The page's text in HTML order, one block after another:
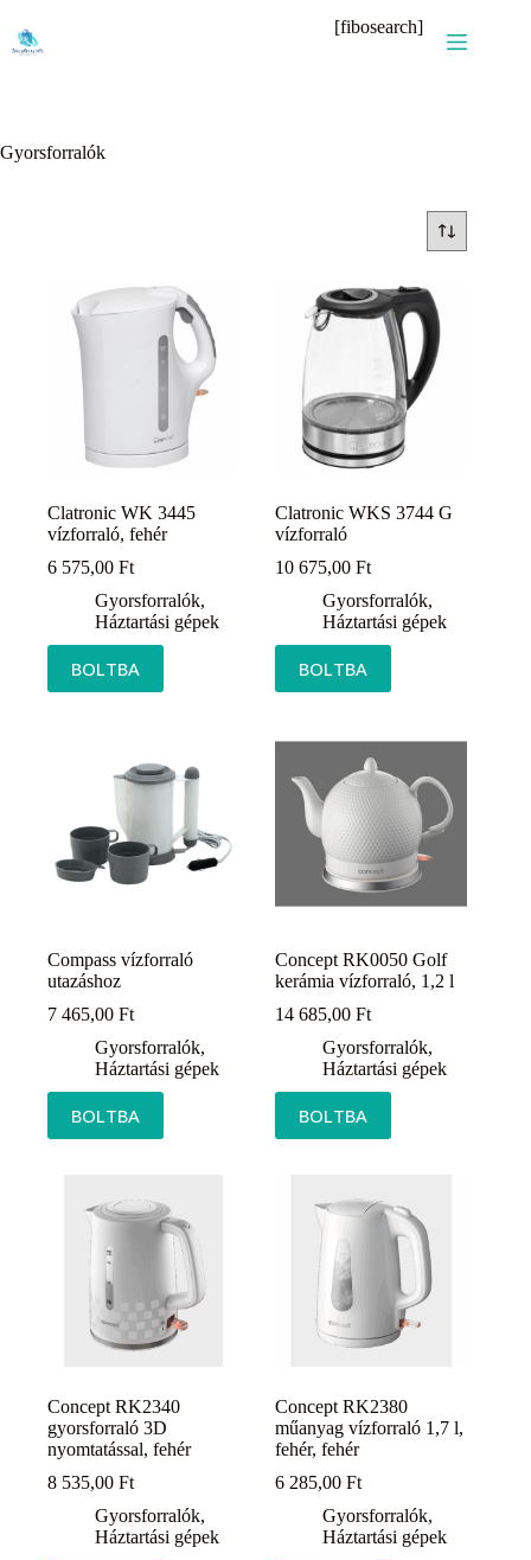
content
[fibosearch]
Gyorsforralók
Clatronic WK 3445
vízforraló, fehér
6 575,00 Ft
Gyorsforralók,
Háztartási gépek
BOLTBA
Clatronic WKS 3744 G
vízforraló
10 675,00Ft
Gyorsforralók,
Háztartási gépek
BOLTBA
Compass vízforraló
utazáshoz
7 465,00 Ft
Gyorsforralók,
Háztartási gépek
BOLTBA
Concept RK0050 Golf
kerámia vízforraló, 1,2 l
14 685,00Ft
Gyorsforralók,
Háztartási gépek
BOLTBA
Concept RK2340
gyorsforraló 3D
nyomtatással, fehér
8 535,00 Ft
Gyorsforralók,
Háztartási gépek
Concept RK2380
műanyag vízforraló 1,7 l,
fehér, fehér
6 285,00Ft
Gyorsforralók,
Háztartási gépek